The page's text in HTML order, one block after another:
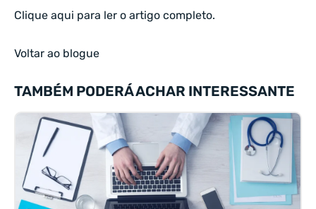
Clique aqui para ler o artigo completo.
Voltar ao blogue
TAMBÉM PODERÁ ACHAR INTERESSANTE